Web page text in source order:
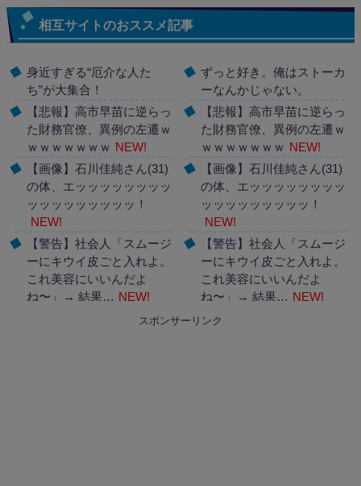
相互サイトのおススメ記事
身近すぎる“厄介な人た
ち”が大集合！
【悲報】高市早苗に逆らっ
た財務官僚、異例の左遷ｗ
ｗｗｗｗｗｗｗ NEW!
【画像】石川佳純さん(31)
の体、エッッッッッッッッ
ッッッッッッッッッ！
NEW!
【警告】社会人「スムージ
ーにキウイ皮ごと入れよ。
これ美容にいいんだよ
ね〜」→ 結果…
NEW!
Powered by livedoor 相互
ずっと好き。俺はストーカ
ーなんかじゃない。
【悲報】高市早苗に逆らっ
た財務官僚、異例の左遷ｗ
ｗｗｗｗｗｗｗ NEW!
【画像】石川佳純さん(31)
の体、エッッッッッッッッ
ッッッッッッッッッ！
NEW!
【警告】社会人「スムージ
ーにキウイ皮ごと入れよ。
これ美容にいいんだよ
ね〜」→ 結果…
NEW!
Powered by livedoor 相互
スポンサーリンク